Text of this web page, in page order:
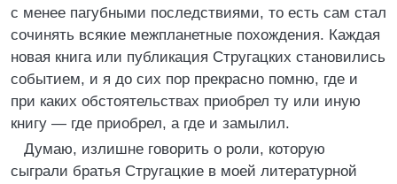
с менее пагубными последствиями, то есть сам стал
сочинять всякие межпланетные похождения. Каждая
новая книга или публикация Стругацких становились
событием, и я до сих пор прекрасно помню, где и
при каких обстоятельствах приобрел ту или иную
книгу — где приобрел, а где и замылил.
Думаю, излишне говорить о роли, которую
сыграли братья Стругацкие в моей литературной